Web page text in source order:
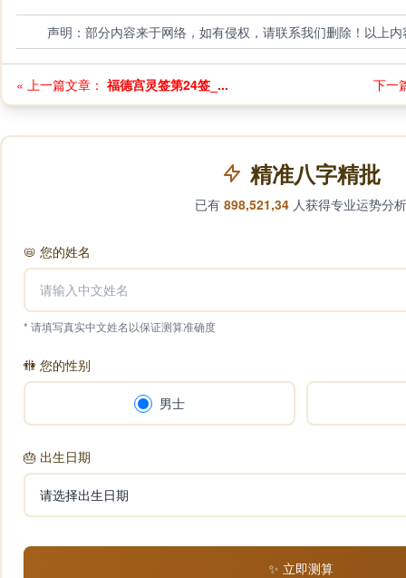
声明：部分内容来于网络，如有侵权，请联系我们删除！以上
« 上一篇文章： 福德宫灵签第24签_... 下一
精准八字精批
已有 898,521,34 人获得专业运势分析
📛 您的姓名
* 请填写真实中文姓名以保证测算准确度
🚻 您的性别
男士
🎂 出生日期
✨ 立即测算